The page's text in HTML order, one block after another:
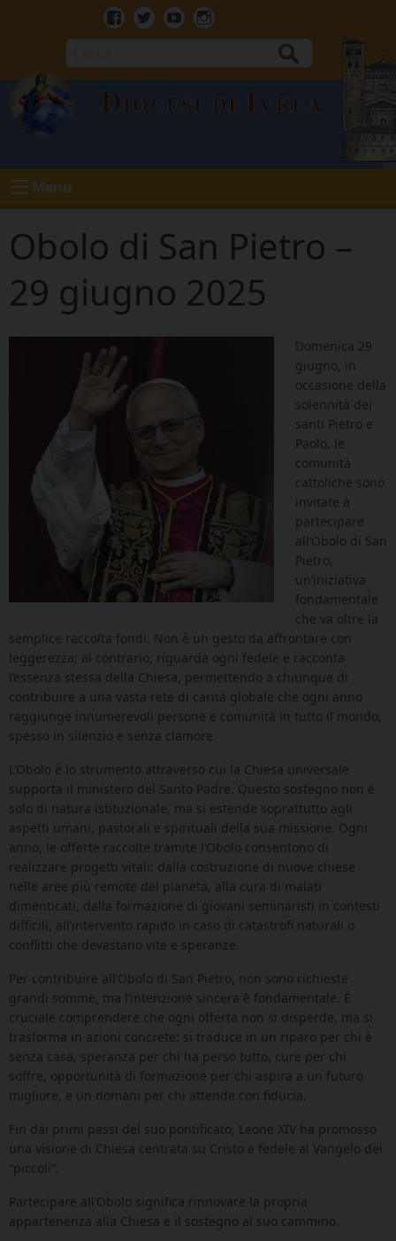
Facebook
TwitterYoutubeInstagram
Diocesi di Ivrea
Menu
Obolo di San Pietro –
29 giugno 2025
Domenica 29
giugno, in
occasione della
solennità dei
santi Pietro e
Paolo, le
comunità
cattoliche sono
invitate a
partecipare
all’Obolo di San
Pietro,
un’iniziativa
fondamentale
che va oltre la
semplice raccolta fondi. Non è un gesto da affrontare con
leggerezza; al contrario, riguarda ogni fedele e racconta
l’essenza stessa della Chiesa, permettendo a chiunque di
contribuire a una vasta rete di carità globale che ogni anno
raggiunge innumerevoli persone e comunità in tutto il mondo,
spesso in silenzio e senza clamore.
L’Obolo è lo strumento attraverso cui la Chiesa universale
supporta il ministero del Santo Padre. Questo sostegno non è
solo di natura istituzionale, ma si estende soprattutto agli
aspetti umani, pastorali e spirituali della sua missione. Ogni
anno, le offerte raccolte tramite l’Obolo consentono di
realizzare progetti vitali: dalla costruzione di nuove chiese
nelle aree più remote del pianeta, alla cura di malati
dimenticati, dalla formazione di giovani seminaristi in contesti
difficili, all’intervento rapido in caso di catastrofi naturali o
conflitti che devastano vite e speranze.
Per contribuire all’Obolo di San Pietro, non sono richieste
grandi somme, ma l’intenzione sincera è fondamentale. È
cruciale comprendere che ogni offerta non si disperde, ma si
trasforma in azioni concrete: si traduce in un riparo per chi è
senza casa, speranza per chi ha perso tutto, cure per chi
soffre, opportunità di formazione per chi aspira a un futuro
migliore, e un domani per chi attende con fiducia.
Fin dai primi passi del suo pontificato, Leone XIV ha promosso
una visione di Chiesa centrata su Cristo e fedele al Vangelo dei
“piccoli”.
Partecipare all’Obolo significa rinnovare la propria
appartenenza alla Chiesa e il sostegno al suo cammino.